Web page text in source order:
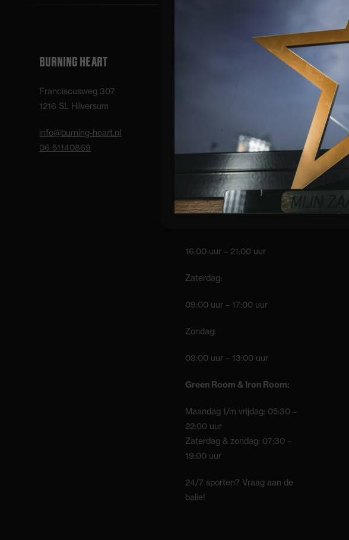
BURNING HEART
Franciscusweg 307
1216 SL Hilversum
info@burning-heart.nl
06 51140869
09:00 – 12:00 uur
16:00 – 22:00 uur
Vrijdag:
16:00 uur – 21:00 uur
Zaterdag:
09:00 uur – 17:00 uur
Zondag:
09:00 uur – 13:00 uur
Green Room & Iron Room:
Maandag t/m vrijdag: 05:30 –
22:00 uur
Zaterdag & zondag: 07:30 –
19:00 uur
24/7 sporten? Vraag aan de
balie!